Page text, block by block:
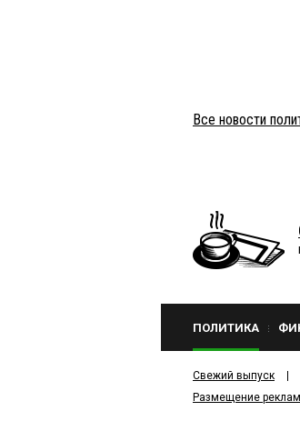
Все новости
ПОЛИТИКА
Свежий выпуск
Размещение